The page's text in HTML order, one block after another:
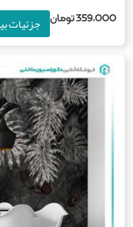
تومان جزئیات بیشتر